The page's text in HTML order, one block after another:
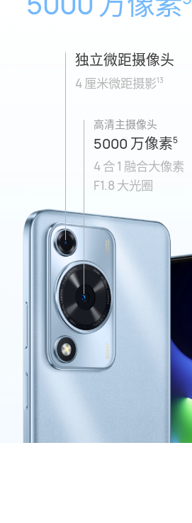
独立微距摄像头
4 厘米微距摄影13
高清主摄像头
5000 万像素5
4 合 1 融合大像素
F1.8 大光圈